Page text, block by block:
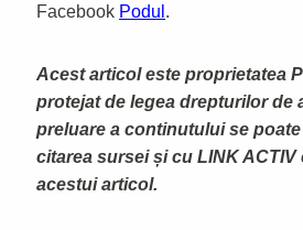
Facebook Podul .
Acest articol este proprietatea
protejat de legea drepturilor de
preluare a continutului se
citarea sursei și cu LINK ACTIV
acestui articol.